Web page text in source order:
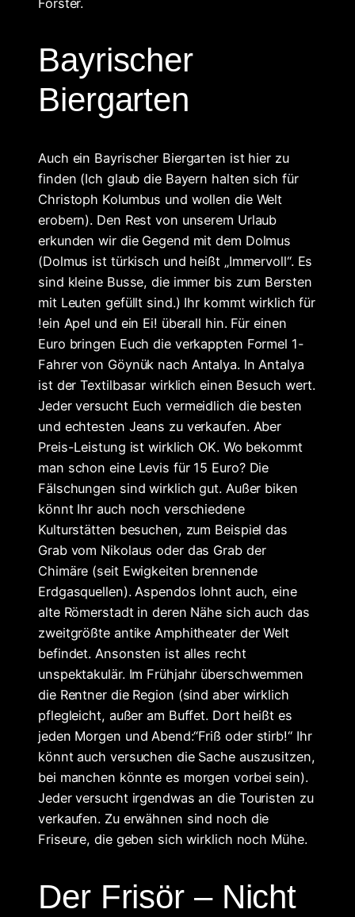
Bayrischer
Biergarten
Auch ein Bayrischer Biergarten ist hier zu
finden (Ich glaub die Bayern halten sich für
Christoph Kolumbus und wollen die Welt
erobern). Den Rest von unserem Urlaub
erkunden wir die Gegend mit dem Dolmus
(Dolmus ist türkisch und heißt „Immervoll“. Es
sind kleine Busse, die immer bis zum Bersten
mit Leuten gefüllt sind.) Ihr kommt wirklich für
!ein Apel und ein Ei! überall hin. Für einen
Euro bringen Euch die verkappten Formel 1-
Fahrer von Göynük nach Antalya. In Antalya
ist der Textilbasar wirklich einen Besuch wert.
Jeder versucht Euch vermeidlich die besten
und echtesten Jeans zu verkaufen. Aber
Preis-Leistung ist wirklich OK. Wo bekommt
man schon eine Levis für 15 Euro? Die
Fälschungen sind wirklich gut. Außer biken
könnt Ihr auch noch verschiedene
Kulturstätten besuchen, zum Beispiel das
Grab vom Nikolaus oder das Grab der
Chimäre (seit Ewigkeiten brennende
Erdgasquellen). Aspendos lohnt auch, eine
alte Römerstadt in deren Nähe sich auch das
zweitgrößte antike Amphitheater der Welt
befindet. Ansonsten ist alles recht
unspektakulär. Im Frühjahr überschwemmen
die Rentner die Region (sind aber wirklich
pflegleicht, außer am Buffet. Dort heißt es
jeden Morgen und Abend:“Friß oder stirb!“ Ihr
könnt auch versuchen die Sache auszusitzen,
bei manchen könnte es morgen vorbei sein).
Jeder versucht irgendwas an die Touristen zu
verkaufen. Zu erwähnen sind noch die
Friseure, die geben sich wirklich noch Mühe.
Der Frisör – Nicht